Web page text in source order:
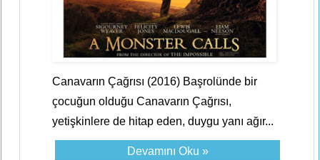
Canavarın Çağrısı (2016) Başrolünde bir
çocuğun olduğu Canavarın Çağrısı,
yetişkinlere de hitap eden, duygu yanı ağır...
Devamını Oku »